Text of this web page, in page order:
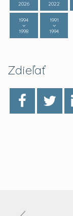
2026
2022
1994
1998
1991
1994
Zdieľať